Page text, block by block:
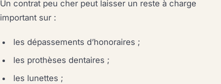
Un contrat peu cher peut laisser un reste à charge
important sur :
les dépassements d’honoraires ;
les prothèses dentaires ;
les lunettes ;